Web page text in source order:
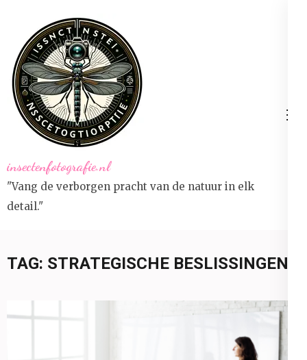
inhoud
(druk
op
Enter)
insectenfotografie.nl
"Vang de verborgen pracht van de natuur in elk
detail."
TAG: STRATEGISCHE BESLISSINGEN